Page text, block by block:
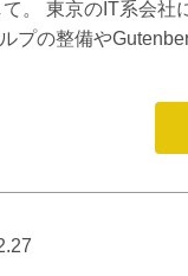
。 東京のIT系会社
プの整備や